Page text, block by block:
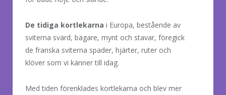
De tidiga kortlekarna i Europa, bestående av
sviterna svärd, bägare, mynt och stavar, föregick
de franska sviterna spader, hjärter, ruter och
klöver som vi känner till idag.
Med tiden förenklades kortlekarna och blev mer